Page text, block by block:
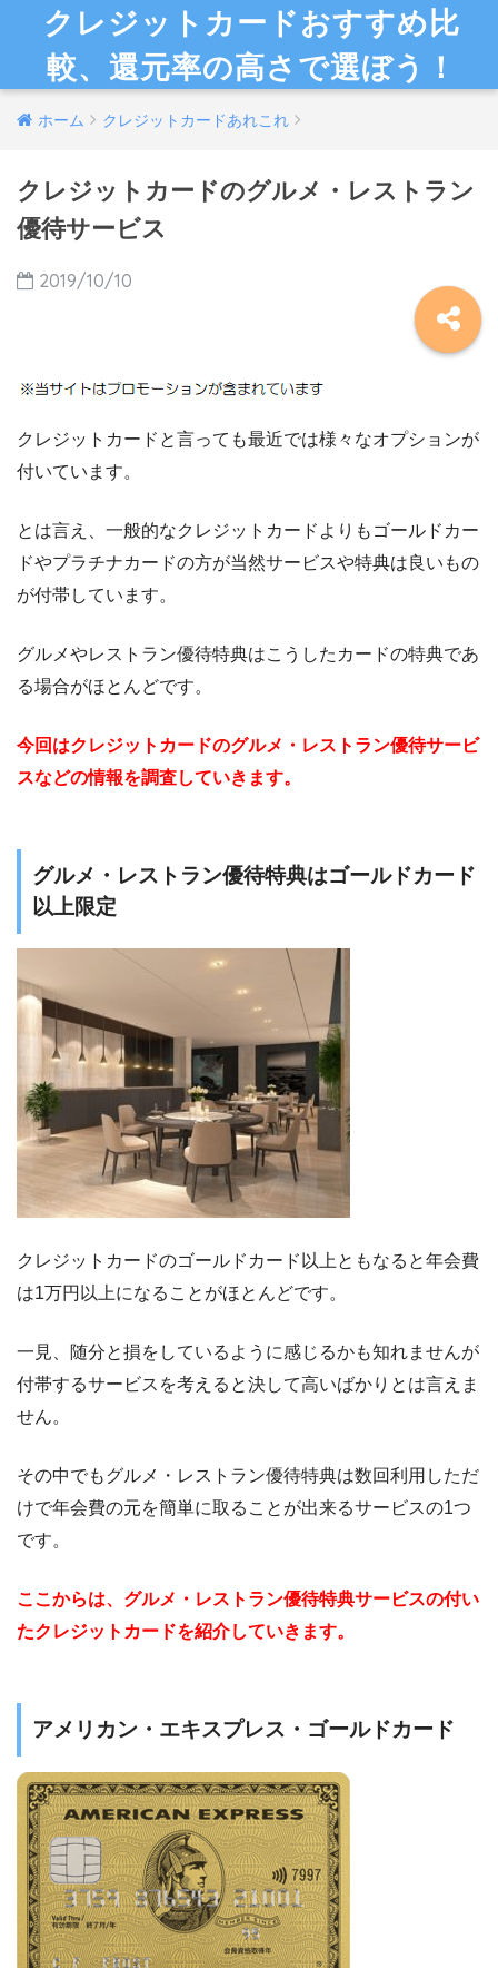
クレジットカードおすすめ比
較、還元率の高さで選ぼう！
ホーム クレジットカードあれこれ
クレジットカードのグルメ・レストラン
優待サービス
2019/10/10
クレジットカードと言っても最近では様々なオプションが
付いています。
とは言え、一般的なクレジットカードよりもゴールドカー
ドやプラチナカードの方が当然サービスや特典は良いもの
が付帯しています。
グルメやレストラン優待特典はこうしたカードの特典であ
る場合がほとんどです。
今回はクレジットカードのグルメ・レストラン優待サービ
スなどの情報を調査していきます。
グルメ・レストラン優待特典はゴールドカード
以上限定
クレジットカードのゴールドカード以上ともなると年会費
は1万円以上になることがほとんどです。
一見、随分と損をしているように感じるかも知れませんが
付帯するサービスを考えると決して高いばかりとは言えま
せん。
その中でもグルメ・レストラン優待特典は数回利用しただ
けで年会費の元を簡単に取ることが出来るサービスの1つ
です。
ここからは、グルメ・レストラン優待特典サービスの付い
たクレジットカードを紹介していきます。
アメリカン・エキスプレス・ゴールドカード